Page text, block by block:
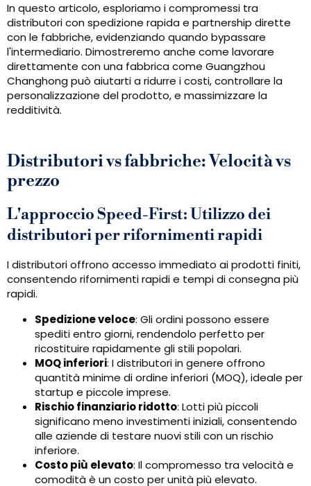
In questo articolo, esploriamo i compromessi tra
distributori con spedizione rapida e partnership dirette
con le fabbriche, evidenziando quando bypassare
l'intermediario. Dimostreremo anche come lavorare
direttamente con una fabbrica come Guangzhou
Changhong può aiutarti a ridurre i costi, controllare la
personalizzazione del prodotto, e massimizzare la
redditività.
Distributori vs fabbriche: Velocità vs
prezzo
L'approccio Speed-First: Utilizzo dei
distributori per rifornimenti rapidi
I distributori offrono accesso immediato ai prodotti finiti,
consentendo rifornimenti rapidi e tempi di consegna più
rapidi.
Spedizione veloce: Gli ordini possono essere
spediti entro giorni, rendendolo perfetto per
ricostituire rapidamente gli stili popolari.
MOQ inferiori: I distributori in genere offrono
quantità minime di ordine inferiori (MOQ), ideale per
startup e piccole imprese.
Rischio finanziario ridotto: Lotti più piccoli
significano meno investimenti iniziali, consentendo
alle aziende di testare nuovi stili con un rischio
inferiore.
Costo più elevato: Il compromesso tra velocità e
comodità è un costo per unità più elevato.